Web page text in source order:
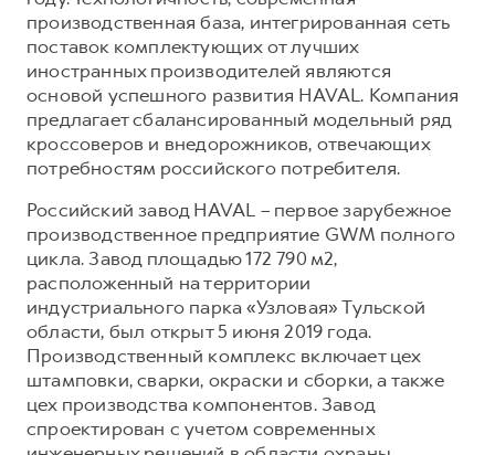
производственная база, интегрированная сеть
поставок комплектующих от лучших
иностранных производителей являются
основой успешного развития HAVAL. Компания
предлагает сбалансированный модельный ряд
кроссоверов и внедорожников, отвечающих
потребностям российского потребителя.
Российский завод HAVAL – первое зарубежное
производственное предприятие GWM полного
цикла. Завод площадью 172 790 м2,
расположенный на территории
индустриального парка «Узловая» Тульской
области, был открыт 5 июня 2019 года.
Производственный комплекс включает цех
штамповки, сварки, окраски и сборки, а также
цех производства компонентов. Завод
спроектирован с учетом современных